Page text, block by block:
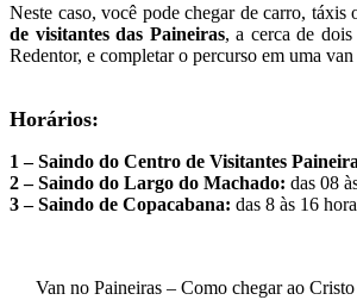
Neste caso, você pode chegar de carro, táxis
de visitantes das Paineiras, a cerca de
Redentor, e completar o percurso em uma
Horários:
1 – Saindo do Centro de Visitantes
2 – Saindo do Largo do Machado: das 08
3 – Saindo de Copacabana: das 8 às 16
Van no Paineiras – Como chegar ao